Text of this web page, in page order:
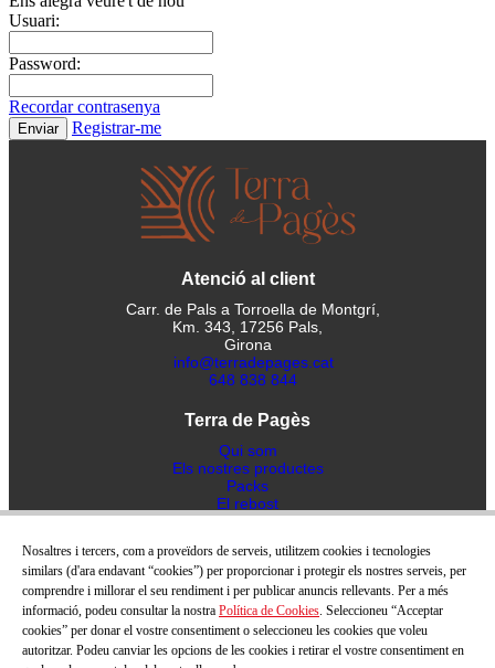
Usuari:
Password:
Recordar contrasenya
Registrar-me
Atenció al client
Carr. de Pals a Torroella de Montgrí,
Km. 343, 17256 Pals,
Girona
info@terradepages.cat
648 838 844
Terra de Pagès
Qui som
Els nostres productes
Packs
El rebost
Blog
Contacte
Ajuda
Politica de privacitat
Avís Legal
Termes i condicions de venta
Nosaltres i tercers, com a proveïdors de serveis, utilitzem cookies i tecnologies
similars (d'ara endavant “cookies”) per proporcionar i protegir els nostres serveis, per
comprendre i millorar el seu rendiment i per publicar anuncis rellevants. Per a més
informació, podeu consultar la nostra Política de Cookies. Seleccioneu “Acceptar
cookies” per donar el vostre consentiment o seleccioneu les cookies que voleu
autoritzar. Podeu canviar les opcions de les cookies i retirar el vostre consentiment en